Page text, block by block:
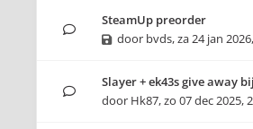
SteamUp preorder
door bvds,za 24 jan
Slayer + ek43s give away
door Hk87,zo 07 dec 2025,